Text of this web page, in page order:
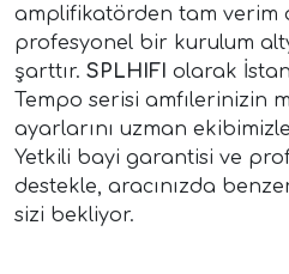
amplifikatörden tam verim
profesyonel bir kurulum
şarttır. SPLHIFI olarak
Tempo serisi amfılerinizin
ayarlarını uzman
Yetkili bayi garantisi ve
destekle, aracınızda
sizi bekliyor.